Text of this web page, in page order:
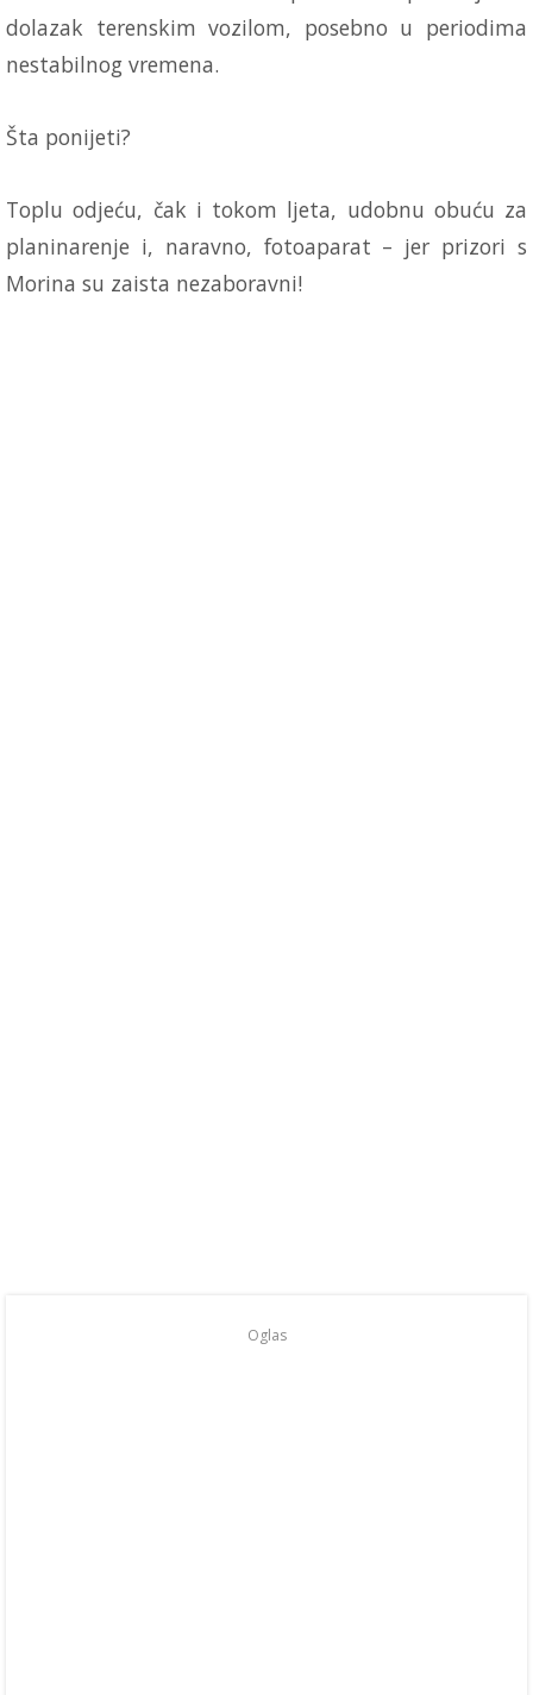
dolazak terenskim vozilom, posebno u periodima
nestabilnog vremena.
Šta ponijeti?
Toplu odjeću, čak i tokom ljeta, udobnu obuću za
planinarenje i, naravno, fotoaparat – jer prizori s
Morina su zaista nezaboravni!
Oglas